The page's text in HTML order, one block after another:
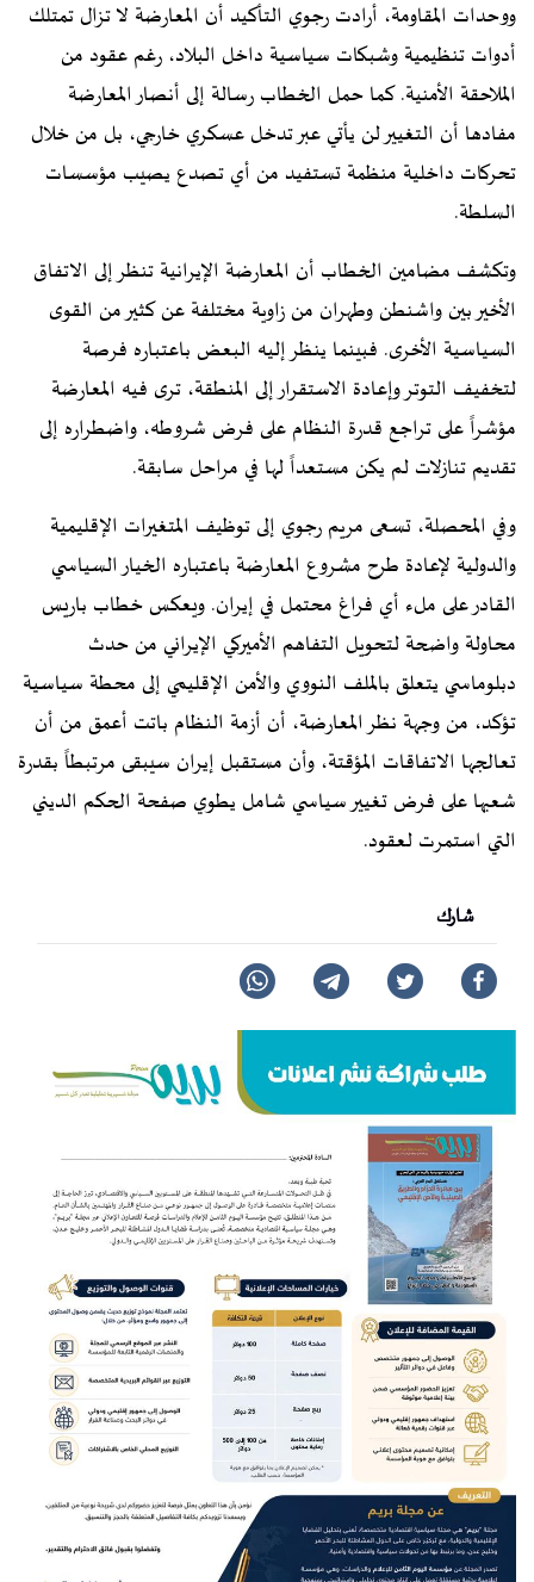
ووحدات المقاومة، أرادت رجوي التأكيد أن المعارضة لا تزال تمتلك
أدوات تنظيمية وشبكات سياسية داخل البلاد، رغم عقود من
الملاحقة الأمنية. كما حمل الخطاب رسالة إلى أنصار المعارضة
مفادها أن التغيير لن يأتي عبر تدخل عسكري خارجي، بل من خلال
تحركات داخلية منظمة تستفيد من أي تصدع يصيب مؤسسات
السلطة.
وتكشف مضامين الخطاب أن المعارضة الإيرانية تنظر إلى الاتفاق
الأخير بين واشنطن وطهران من زاوية مختلفة عن كثير من القوى
السياسية الأخرى. فبينما ينظر إليه البعض باعتباره فرصة
لتخفيف التوتر وإعادة الاستقرار إلى المنطقة، ترى فيه المعارضة
مؤشراً على تراجع قدرة النظام على فرض شروطه، واضطراره إلى
تقديم تنازلات لم يكن مستعداً لها في مراحل سابقة.
وفي المحصلة، تسعى مريم رجوي إلى توظيف المتغيرات الإقليمية
والدولية لإعادة طرح مشروع المعارضة باعتباره الخيار السياسي
القادر على ملء أي فراغ محتمل في إيران. ويعكس خطاب باريس
محاولة واضحة لتحويل التفاهم الأميركي الإيراني من حدث
دبلوماسي يتعلق بالملف النووي والأمن الإقليمي إلى محطة سياسية
تؤكد، من وجهة نظر المعارضة، أن أزمة النظام باتت أعمق من أن
تعالجها الاتفاقات المؤقتة، وأن مستقبل إيران سيبقى مرتبطاً بقدرة
شعبها على فرض تغيير سياسي شامل يطوي صفحة الحكم الديني
التي استمرت لعقود.
شارك